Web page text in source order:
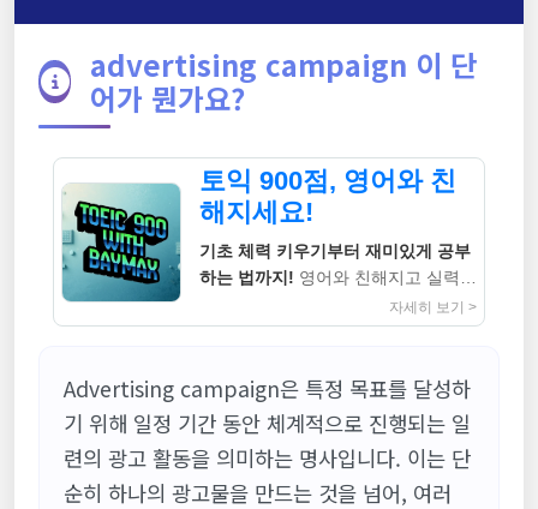
advertising campaign 이 단
어가 뭔가요?
토익 900점, 영어와 친
해지세요!
기초 체력 키우기부터 재미있게 공부
하는 법까지! 영어와 친해지고 실력까
자세히 보기 >
Advertising campaign은 특정 목표를 달성하
기 위해 일정 기간 동안 체계적으로 진행되는 일
련의 광고 활동을 의미하는 명사입니다. 이는 단
순히 하나의 광고물을 만드는 것을 넘어, 여러